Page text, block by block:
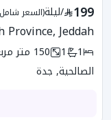
199
/ليلة(السعر
Jeddah
1
1
150 متر
الصالحية, جدة